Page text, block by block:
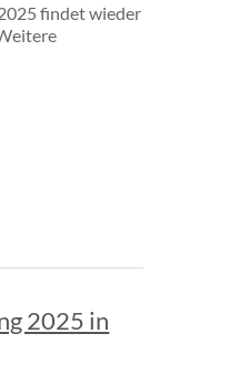
findet wieder
2025 in